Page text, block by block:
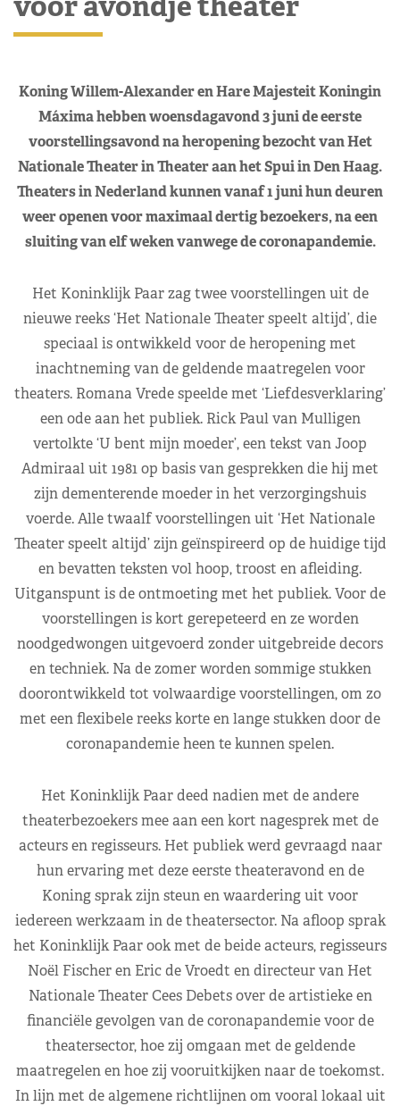
Koning Willem-Alexander en Hare Majesteit Koningin
Máxima hebben woensdagavond 3 juni de eerste
voorstellingsavond na heropening bezocht van Het
Nationale Theater in Theater aan het Spui in Den Haag.
Theaters in Nederland kunnen vanaf 1 juni hun deuren
weer openen voor maximaal dertig bezoekers, na een
sluiting van elf weken vanwege de coronapandemie.
Het Koninklijk Paar zag twee voorstellingen uit de
nieuwe reeks ‘Het Nationale Theater speelt altijd’, die
speciaal is ontwikkeld voor de heropening met
inachtneming van de geldende maatregelen voor
theaters. Romana Vrede speelde met ‘Liefdesverklaring’
een ode aan het publiek. Rick Paul van Mulligen
vertolkte ‘U bent mijn moeder’, een tekst van Joop
Admiraal uit 1981 op basis van gesprekken die hij met
zijn dementerende moeder in het verzorgingshuis
voerde. Alle twaalf voorstellingen uit ‘Het Nationale
Theater speelt altijd’ zijn geïnspireerd op de huidige tijd
en bevatten teksten vol hoop, troost en afleiding.
Uitganspunt is de ontmoeting met het publiek. Voor de
voorstellingen is kort gerepeteerd en ze worden
noodgedwongen uitgevoerd zonder uitgebreide decors
en techniek. Na de zomer worden sommige stukken
doorontwikkeld tot volwaardige voorstellingen, om zo
met een flexibele reeks korte en lange stukken door de
coronapandemie heen te kunnen spelen.
Het Koninklijk Paar deed nadien met de andere
theaterbezoekers mee aan een kort nagesprek met de
acteurs en regisseurs. Het publiek werd gevraagd naar
hun ervaring met deze eerste theateravond en de
Koning sprak zijn steun en waardering uit voor
iedereen werkzaam in de theatersector. Na afloop sprak
het Koninklijk Paar ook met de beide acteurs, regisseurs
Noël Fischer en Eric de Vroedt en directeur van Het
Nationale Theater Cees Debets over de artistieke en
financiële gevolgen van de coronapandemie voor de
theatersector, hoe zij omgaan met de geldende
maatregelen en hoe zij vooruitkijken naar de toekomst.
In lijn met de algemene richtlijnen om vooral lokaal uit